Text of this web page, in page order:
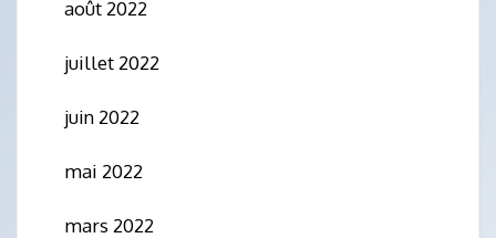
août 2022
juillet 2022
juin 2022
mai 2022
mars 2022